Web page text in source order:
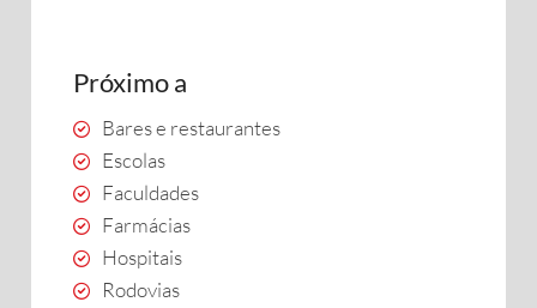
Próximo a
Bares e restaurantes
Escolas
Faculdades
Farmácias
Hospitais
Rodovias